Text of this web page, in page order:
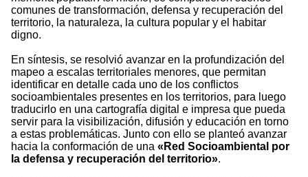
comunes de transformación, defensa y recuperación del
territorio, la naturaleza, la cultura popular y el habitar
digno.
En síntesis, se resolvió avanzar en la profundización del
mapeo a escalas territoriales menores, que permitan
identificar en detalle cada uno de los conflictos
socioambientales presentes en los territorios, para luego
traducirlo en una cartografía digital e impresa que pueda
servir para la visibilización, difusión y educación en torno
a estas problemáticas. Junto con ello se planteó avanzar
hacia la conformación de una «Red Socioambiental por
la defensa y recuperación del territorio».